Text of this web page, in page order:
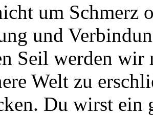
um Schmerz
und
Seil werden wir
Welt zu
Du wirst ein